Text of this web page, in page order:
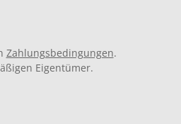
Zahlungsbedingungen.
Eigentümer.